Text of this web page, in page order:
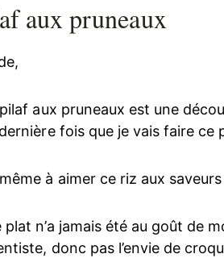
aux pruneaux
aux pruneaux est une
fois que je vais faire
à aimer ce riz aux saveurs
plat n’a jamais été au goût de
donc pas l’envie de